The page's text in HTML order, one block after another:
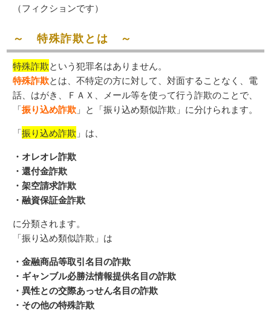
（フィクションです）
～ 特殊詐欺とは ～
特殊詐欺という犯罪名はありません。
特殊詐欺とは、不特定の方に対して、対面することなく、電
話、はがき、ＦＡＸ、メール等を使って行う詐欺のことで、
「振り込め詐欺 」と「振り込め類似詐欺」に分けられます。
「振り込め詐欺 」は、
・オレオレ詐欺
・還付金詐欺
・架空請求詐欺
・融資保証金詐欺
に分類されます。
「振り込め類似詐欺」は
・金融商品等取引名目の詐欺
・ギャンブル必勝法情報提供名目の詐欺
・異性との交際あっせん名目の詐欺
・その他の特殊詐欺